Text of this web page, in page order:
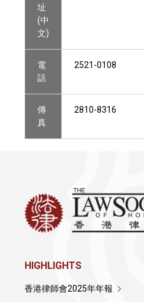
址
(中
文)
電
話
2521-0108
傳
真
2810-8316
HIGHLIGHTS
香港律師會2025年年報